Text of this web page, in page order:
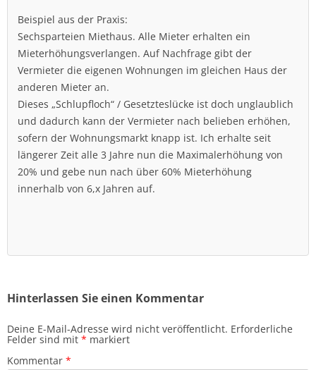
Beispiel aus der Praxis:
Sechsparteien Miethaus. Alle Mieter erhalten ein
Mieterhöhungsverlangen. Auf Nachfrage gibt der
Vermieter die eigenen Wohnungen im gleichen Haus der
anderen Mieter an.
Dieses „Schlupfloch“ / Gesetzteslücke ist doch unglaublich
und dadurch kann der Vermieter nach belieben erhöhen,
sofern der Wohnungsmarkt knapp ist. Ich erhalte seit
längerer Zeit alle 3 Jahre nun die Maximalerhöhung von
20% und gebe nun nach über 60% Mieterhöhung
innerhalb von 6,x Jahren auf.
Hinterlassen Sie einen Kommentar
Deine E-Mail-Adresse wird nicht veröffentlicht. Erforderliche
Felder sind mit * markiert
Kommentar *